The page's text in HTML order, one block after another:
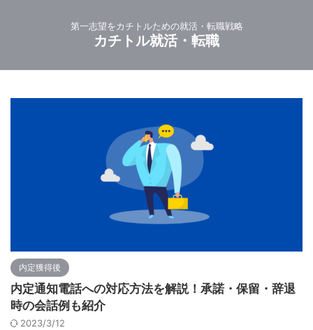
第一志望をカチトルための就活・転職戦略
カチトル就活・転職
内定獲得後
内定通知電話への対応方法を解説！承諾・保留・辞退
時の会話例も紹介
2023/3/12